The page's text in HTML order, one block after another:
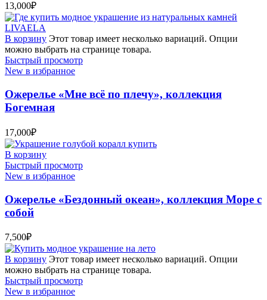
13,000₽
В корзину Этот товар имеет несколько вариаций. Опции
можно выбрать на странице товара.
Быстрый просмотр
New в избранное
Ожерелье «Мне всё по плечу», коллекция
Богемная
17,000₽
В корзину
Быстрый просмотр
New в избранное
Ожерелье «Бездонный океан», коллекция Море с
собой
7,500₽
В корзину Этот товар имеет несколько вариаций. Опции
можно выбрать на странице товара.
Быстрый просмотр
New в избранное